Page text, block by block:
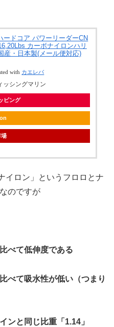
ードコア パワーリーダーCN
カーボナイロンハリ
産・日本製(メール便対応)
with カエレバ
ッシングマリン
ピング
場
イロン」というフロロとナ
のですが
べて低伸度である
べて吸水性が低い（つまり
ンと同じ比重「1.14」